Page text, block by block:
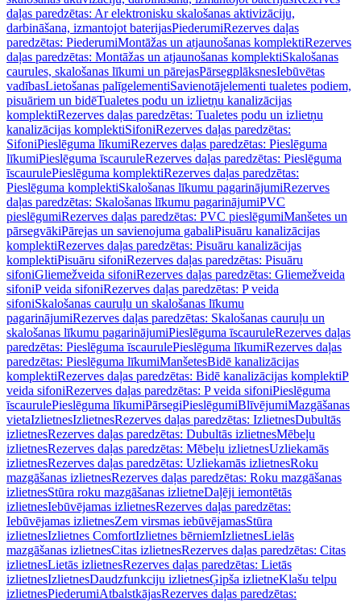
daļas paredzētas: Ar elektronisku skalošanas aktivizāciju,
darbināšana, izmantojot baterijasPiederumiRezerves daļas
paredzētas: PiederumiMontāžas un atjaunošanas komplektiRezerves
daļas paredzētas: Montāžas un atjaunošanas komplektiSkalošanas
caurules, skalošanas līkumi un pārejasPārsegplāksnesIebūvētas
vadībasLietošanas palīgelementiSavienotājelementi tualetes podiem,
pisuāriem un bidēTualetes podu un izlietņu kanalizācijas
komplektiRezerves daļas paredzētas: Tualetes podu un izlietņu
kanalizācijas komplektiSifoniRezerves daļas paredzētas:
SifoniPieslēguma līkumiRezerves daļas paredzētas: Pieslēguma
līkumiPieslēguma īscauruleRezerves daļas paredzētas: Pieslēguma
īscaurulePieslēguma komplektiRezerves daļas paredzētas:
Pieslēguma komplektiSkalošanas līkumu pagarinājumiRezerves
daļas paredzētas: Skalošanas līkumu pagarinājumiPVC
pieslēgumiRezerves daļas paredzētas: PVC pieslēgumiManšetes un
pārsegvākiPārejas un savienojuma gabaliPisuāru kanalizācijas
komplektiRezerves daļas paredzētas: Pisuāru kanalizācijas
komplektiPisuāru sifoniRezerves daļas paredzētas: Pisuāru
sifoniGliemežveida sifoniRezerves daļas paredzētas: Gliemežveida
sifoniP veida sifoniRezerves daļas paredzētas: P veida
sifoniSkalošanas cauruļu un skalošanas līkumu
pagarinājumiRezerves daļas paredzētas: Skalošanas cauruļu un
skalošanas līkumu pagarinājumiPieslēguma īscauruleRezerves daļas
paredzētas: Pieslēguma īscaurulePieslēguma līkumiRezerves daļas
paredzētas: Pieslēguma līkumiManšetesBidē kanalizācijas
komplektiRezerves daļas paredzētas: Bidē kanalizācijas komplektiP
veida sifoniRezerves daļas paredzētas: P veida sifoniPieslēguma
īscaurulePieslēguma līkumiPārsegiPieslēgumiBlīvējumiMazgāšanas
vietaIzlietnesIzlietnesRezerves daļas paredzētas: IzlietnesDubultās
izlietnesRezerves daļas paredzētas: Dubultās izlietnesMēbeļu
izlietnesRezerves daļas paredzētas: Mēbeļu izlietnesUzliekamās
izlietnesRezerves daļas paredzētas: Uzliekamās izlietnesRoku
mazgāšanas izlietnesRezerves daļas paredzētas: Roku mazgāšanas
izlietnesStūra roku mazgāšanas izlietneDaļēji iemontētās
izlietnesIebūvējamas izlietnesRezerves daļas paredzētas:
Iebūvējamas izlietnesZem virsmas iebūvējamasStūra
izlietnesIzlietnes ComfortIzlietnes bērniemIzlietnesLielās
mazgāšanas izlietnesCitas izlietnesRezerves daļas paredzētas: Citas
izlietnesLietās izlietnesRezerves daļas paredzētas: Lietās
izlietnesIzlietnesDaudzfunkciju izlietnesĢipša izlietneKlašu telpu
izlietnesPiederumiAtbalstkājasRezerves daļas paredzētas: